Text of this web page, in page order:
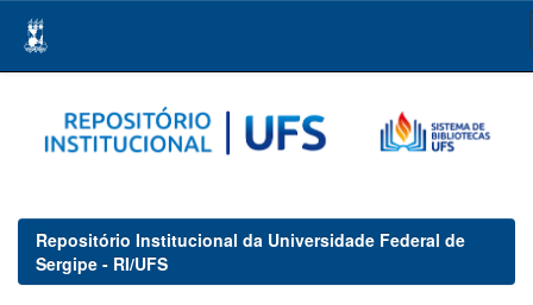
navigation
Repositório Institucional da Universidade Federal de
Sergipe - RI/UFS